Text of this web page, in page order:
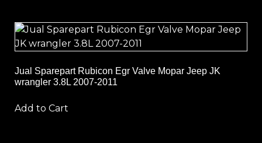
Jual Sparepart Rubicon Egr Valve Mopar Jeep JK
wrangler 3.8L 2007-2011
Add to Cart